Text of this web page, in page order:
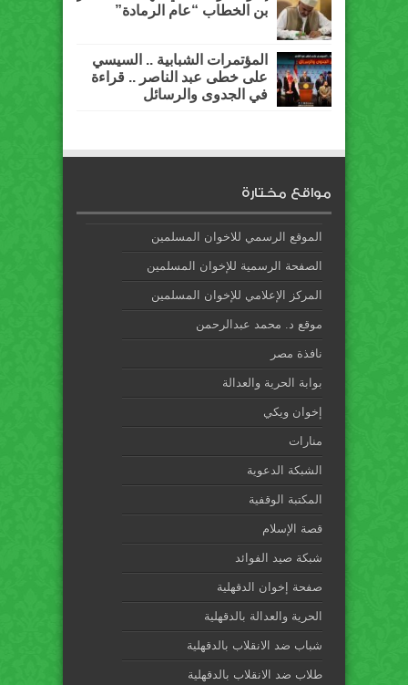
بن الخطاب “عام الرمادة”
المؤتمرات الشبابية .. السيسي
على خطى عبد الناصر .. قراءة
في الجدوى والرسائل
مواقع مختارة
الموقع الرسمي للاخوان المسلمين
الصفحة الرسمية للإخوان المسلمين
المركز الإعلامي للإخوان المسلمين
موقع د. محمد عبدالرحمن
نافذة مصر
بوابة الحرية والعدالة
إخوان ويكي
منارات
الشبكة الدعوية
المكتبة الوقفية
قصة الإسلام
شبكة صيد الفوائد
صفحة إخوان الدقهلية
الحرية والعدالة بالدقهلية
شباب ضد الانقلاب بالدقهلية
طلاب ضد الانقلاب بالدقهلية